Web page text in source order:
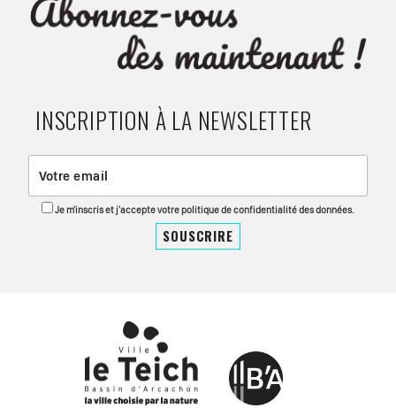
INSCRIPTION À LA NEWSLETTER
Je m'inscris et j'accepte votre politique de confidentialité des données.